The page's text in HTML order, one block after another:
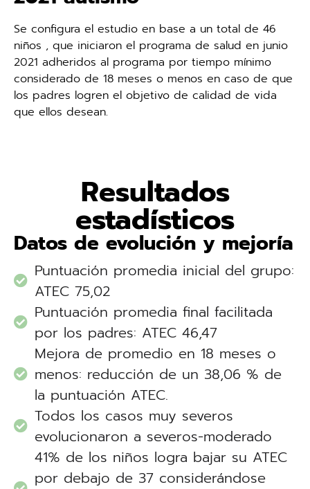
Se configura el estudio en base a un total de 46
niños , que iniciaron el programa de salud en junio
2021 adheridos al programa por tiempo mínimo
considerado de 18 meses o menos en caso de que
los padres logren el objetivo de calidad de vida
que ellos desean.
Resultados
estadísticos
Datos de evolución y mejoría
Puntuación promedia inicial del grupo:
ATEC 75,02
Puntuación promedia final facilitada
por los padres: ATEC 46,47
Mejora de promedio en 18 meses o
menos: reducción de un 38,06 % de
la puntuación ATEC.
Todos los casos muy severos
evolucionaron a severos-moderado
41% de los niños logra bajar su ATEC
por debajo de 37 considerándose